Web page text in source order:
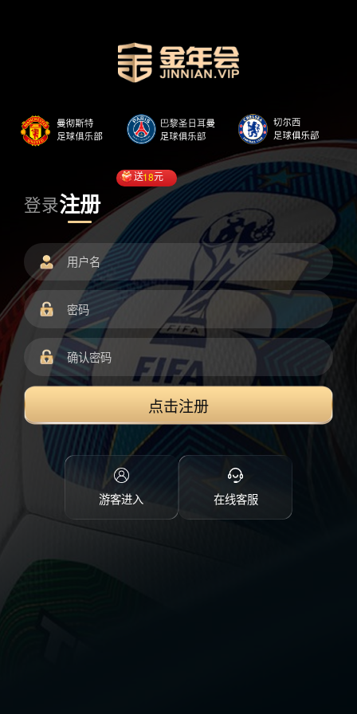
登录注册
送18元
点击注册
游客进入 在线客服